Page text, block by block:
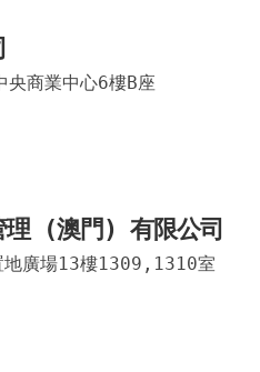
商業中心6樓B座
理 (澳門) 有限公司
地廣場13樓1309,1310室